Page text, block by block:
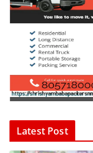
Latest Post